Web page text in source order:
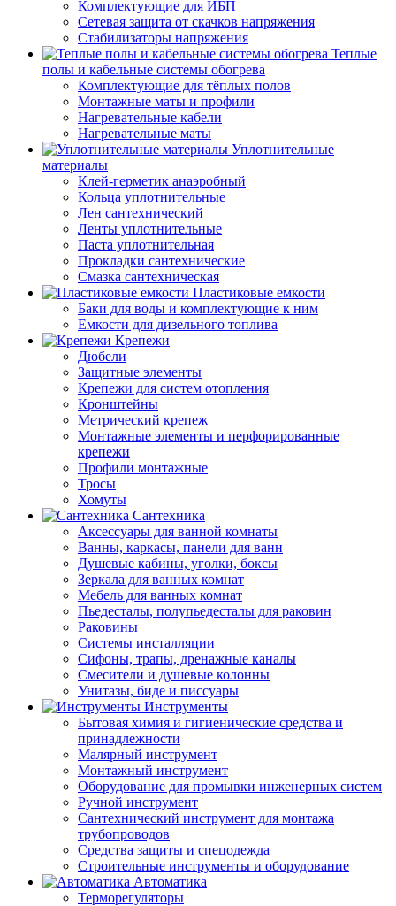
Комплектующие для ИБП
Сетевая защита от скачков напряжения
Стабилизаторы напряжения
Теплые
полы и кабельные системы обогрева
Комплектующие для тёплых полов
Монтажные маты и профили
Нагревательные кабели
Нагревательные маты
Уплотнительные
материалы
Клей-герметик анаэробный
Кольца уплотнительные
Лен сантехнический
Ленты уплотнительные
Паста уплотнительная
Прокладки сантехнические
Смазка сантехническая
Пластиковые емкости
Баки для воды и комплектующие к ним
Емкости для дизельного топлива
Крепежи
Дюбели
Защитные элементы
Крепежи для систем отопления
Кронштейны
Метрический крепеж
Монтажные элементы и перфорированные
крепежи
Профили монтажные
Тросы
Хомуты
Сантехника
Аксессуары для ванной комнаты
Ванны, каркасы, панели для ванн
Душевые кабины, уголки, боксы
Зеркала для ванных комнат
Мебель для ванных комнат
Пьедесталы, полупьедесталы для раковин
Раковины
Системы инсталляции
Сифоны, трапы, дренажные каналы
Смесители и душевые колонны
Унитазы, биде и писсуары
Инструменты
Бытовая химия и гигиенические средства и
принадлежности
Малярный инструмент
Монтажный инструмент
Оборудование для промывки инженерных систем
Ручной инструмент
Сантехнический инструмент для монтажа
трубопроводов
Средства защиты и спецодежда
Строительные инструменты и оборудование
Автоматика
Терморегуляторы